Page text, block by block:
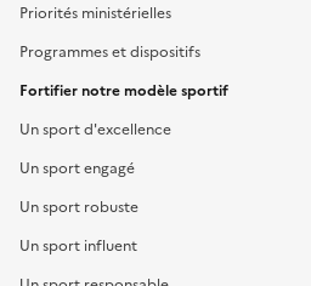
Priorités ministérielles
Programmes et dispositifs
Fortifier notre modèle sportif
Un sport d'excellence
Un sport engagé
Un sport robuste
Un sport influent